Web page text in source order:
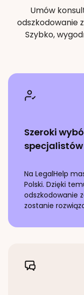
Umów
odszkodowanie
Szybko,
Szeroki
specjalistów
Na LegalHelp
Polski. Dzięki
odszkodowanie
zostanie